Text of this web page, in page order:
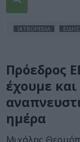
IATROPEDIA
Πρόεδρος
έχουμε
ημέρα
Μιχάλης